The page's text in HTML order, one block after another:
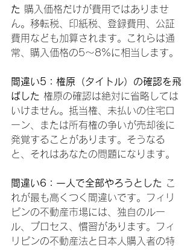
た
購入価格だけが費用ではありませ
ん。移転税、印紙税、登録費用、公証
費用なども加算されます。これらは通
常、購入価格の5〜8%に相当します。
間違い5：権原（タイトル）の確認を飛
ばした 権原の確認は絶対に省略しては
いけません。抵当権、未払いの住宅ロ
ーン、または所有権の争いが売却後に
発覚することがあります。そうなる
と、それはあなたの問題になります。
間違い6：一人で全部やろうとした
こ
れが最も高くつく間違いです。フィリ
ピンの不動産市場には、独自のルー
ル、プロセス、慣習があります。フィ
リピンの不動産法と日本人購入者の特